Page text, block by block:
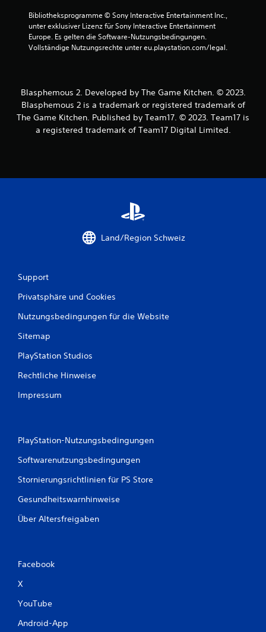
Bibliotheksprogramme © Sony Interactive Entertainment Inc.,
unter exklusiver Lizenz für Sony Interactive Entertainment
Europe. Es gelten die Software-Nutzungsbedingungen.
Vollständige Nutzungsrechte unter eu.playstation.com/legal.
Blasphemous 2. Developed by The Game Kitchen. © 2023.
Blasphemous 2 is a trademark or registered trademark of
The Game Kitchen. Published by Team17. © 2023. Team17 is
a registered trademark of Team17 Digital Limited.
Land/Region Schweiz
Support
Privatsphäre und Cookies
Nutzungsbedingungen für die Website
Sitemap
PlayStation Studios
Rechtliche Hinweise
Impressum
PlayStation-Nutzungsbedingungen
Softwarenutzungsbedingungen
Stornierungsrichtlinien für PS Store
Gesundheitswarnhinweise
Über Altersfreigaben
Facebook
X
YouTube
Android-App